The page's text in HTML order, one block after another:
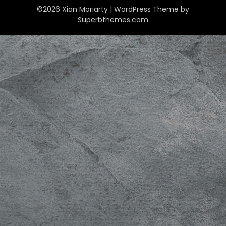
©2026 Xian Moriarty | WordPress Theme by
Superbthemes.com